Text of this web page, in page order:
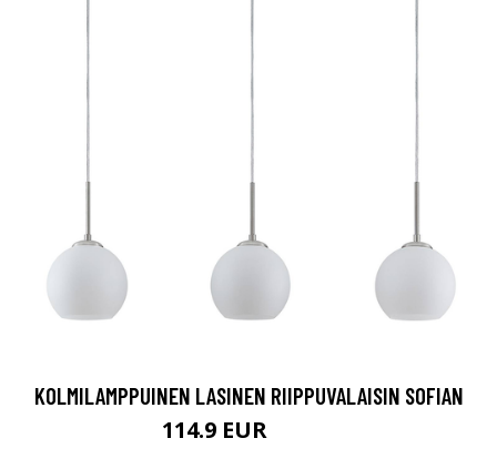
KOLMILAMPPUINEN LASINEN RIIPPUVALAISIN SOFIAN
114.9 EUR